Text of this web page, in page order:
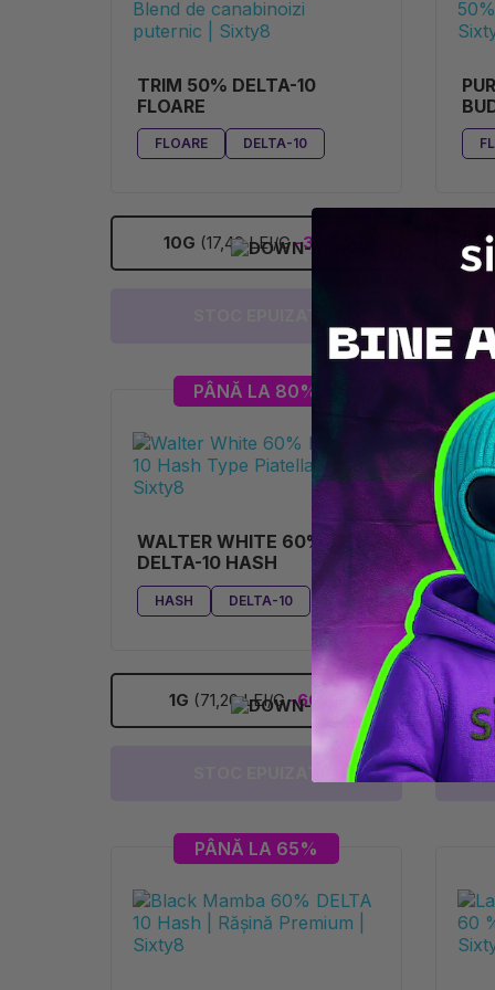
TRIM 50% DELTA-10
FLOARE
FLOARE DELTA-10
10G (17,49 LEI/G-30%
PÂNĂ LA 80%
WALTER WHITE 60%
DELTA-10 HASH
HASH DELTA-10
1G (71,20 LEI/G-60%
PÂNĂ LA 65%